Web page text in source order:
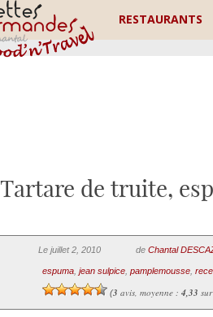
RESTAURANTS
Tartare de truite,
Le juillet 2, 2010 de Chantal
espuma, jean sulpice, pamplemousse,
(3 avis, moyenne : 4,33